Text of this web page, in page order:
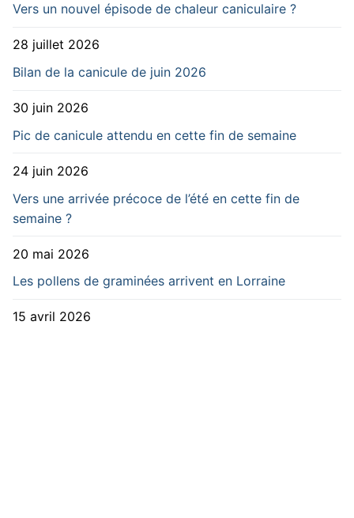
Vers un nouvel épisode de chaleur caniculaire ?
28 juillet 2026
Bilan de la canicule de juin 2026
30 juin 2026
Pic de canicule attendu en cette fin de semaine
24 juin 2026
Vers une arrivée précoce de l’été en cette fin de
semaine ?
20 mai 2026
Les pollens de graminées arrivent en Lorraine
15 avril 2026